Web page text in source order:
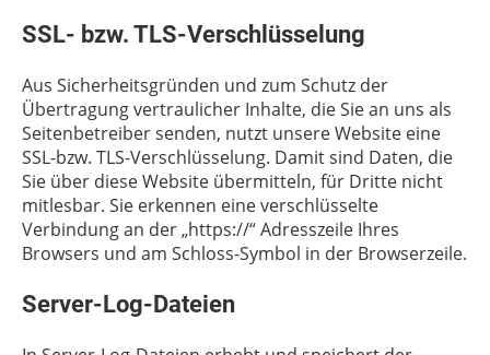
SSL- bzw. TLS-Verschlüsselung
Aus Sicherheitsgründen und zum Schutz der
Übertragung vertraulicher Inhalte, die Sie an uns als
Seitenbetreiber senden, nutzt unsere Website eine
SSL-bzw. TLS-Verschlüsselung. Damit sind Daten, die
Sie über diese Website übermitteln, für Dritte nicht
mitlesbar. Sie erkennen eine verschlüsselte
Verbindung an der „https://“ Adresszeile Ihres
Browsers und am Schloss-Symbol in der Browserzeile.
Server-Log-Dateien